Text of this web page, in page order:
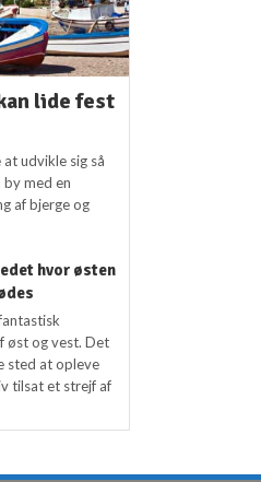
lide fest
udvikle sig så
by med en
af bjerge og
hvor østen
øst og vest. Det
sted at opleve
tilsat et strejf af